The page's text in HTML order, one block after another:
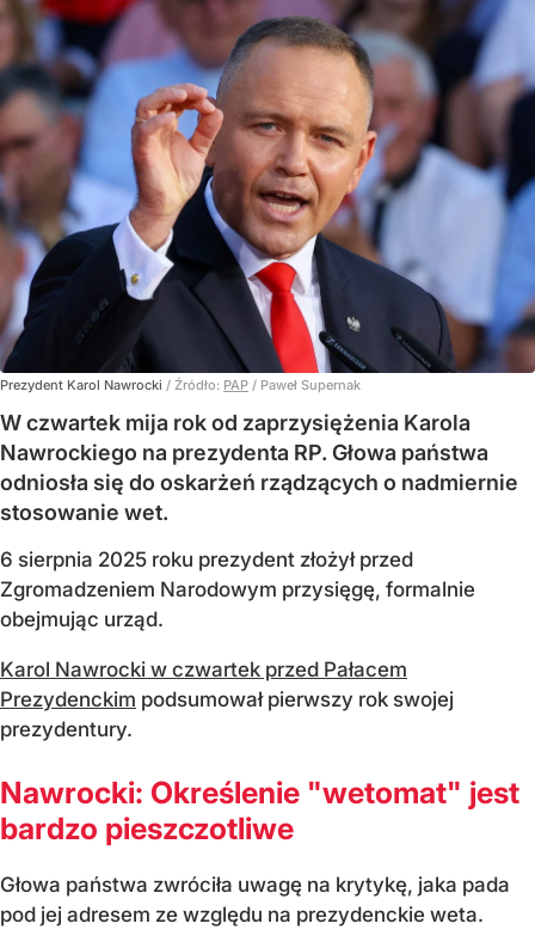
Prezydent Karol Nawrocki / Źródło: PAP / Paweł Supernak
W czwartek mija rok od zaprzysiężenia Karola
Nawrockiego na prezydenta RP. Głowa państwa
odniosła się do oskarżeń rządzących o nadmiernie
stosowanie wet.
6 sierpnia 2025 roku prezydent złożył przed
Zgromadzeniem Narodowym przysięgę, formalnie
obejmując urząd.
Karol Nawrocki w czwartek przed Pałacem
Prezydenckim podsumował pierwszy rok swojej
prezydentury.
Nawrocki: Określenie "wetomat" jest
bardzo pieszczotliwe
Głowa państwa zwróciła uwagę na krytykę, jaka pada
pod jej adresem ze względu na prezydenckie weta.